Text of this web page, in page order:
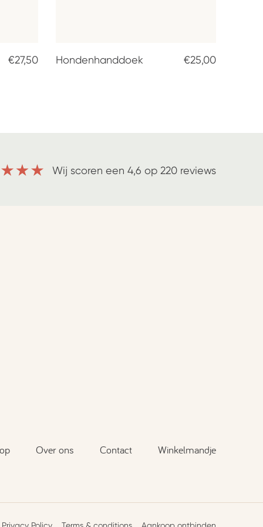
€27,50 Hondenhanddoek €25,00
Wij scoren een 4,6 op 220 reviews
Over ons Contact Winkelmandje